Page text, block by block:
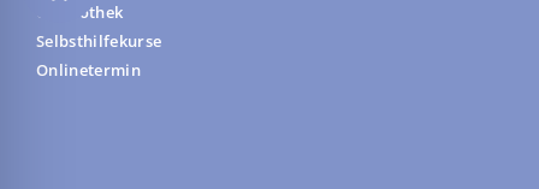
Cardiothek
Selbsthilfekurse
Onlinetermin